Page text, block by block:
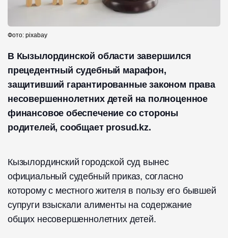
Фото: pixabay
В Кызылординской области завершился
прецедентный судебный марафон,
защитивший гарантированные законом права
несовершеннолетних детей на полноценное
финансовое обеспечение со стороны
родителей, сообщает prosud.kz.
Кызылординский городской суд вынес
официальный судебный приказ, согласно
которому с местного жителя в пользу его бывшей
супруги взыскали алименты на содержание
общих несовершеннолетних детей.